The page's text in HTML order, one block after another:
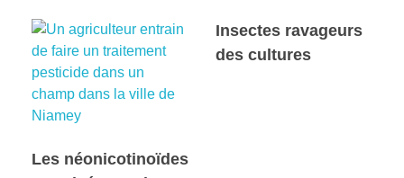
Les néonicotinoïdes
Insectes ravageurs
des cultures